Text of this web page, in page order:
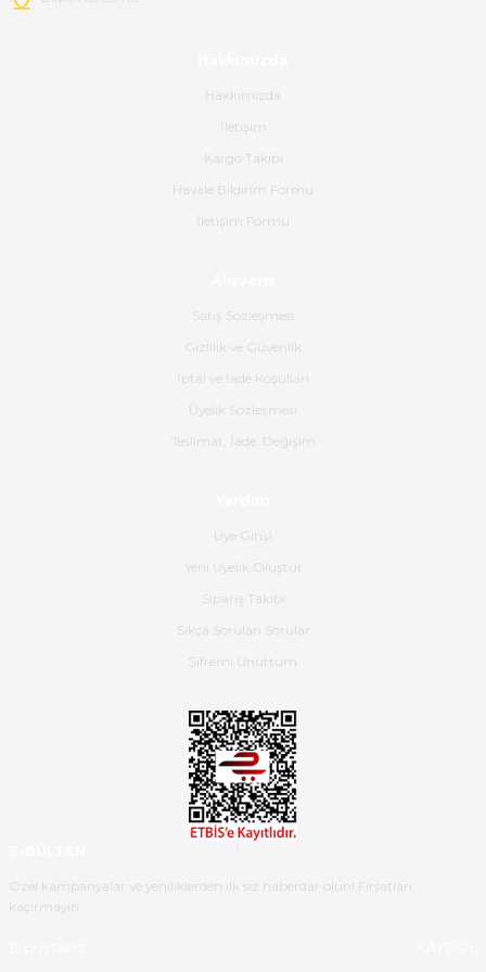
mehidin tahsin | 20/06/2026
Ahmet Çağın | 20/06/2026
satış personeline de güzel ve
gayet başarılı hasarsız bir şekilde
hassasiyetleri ve Ürünün kalitesi
Hakkımızda
İletişim
Kargo Takibi
Havale Bildirim Formu
İletişim Formu
Satış Sözleşmesi
Gizlilik ve Güvenlik
İptal ve İade Koşulları
Üyelik Sözleşmesi
Teslimat, İade, Değişim
Üye Girişi
Yeni Üyelik Oluştur
Sipariş Takibi
Sıkça Sorulan Sorular
Şifremi Unuttum
Özel kampanyalar ve yeniliklerden ilk siz haberdar olun! Fırsatları
kaçırmayın.